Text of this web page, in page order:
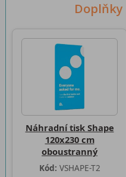
Náhradní tisk Shape
120x230 cm
oboustranný
Kód: VSHAPE-T2